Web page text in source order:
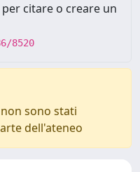
citare o creare un
8520
sono stati
dell'ateneo